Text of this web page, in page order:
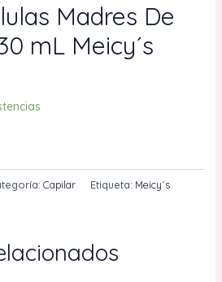
Madres De
mL Meicy´s
Capilar Etiqueta: Meicy´s